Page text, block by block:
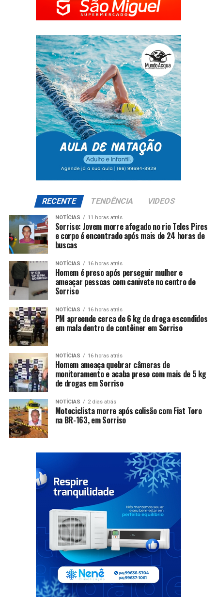
RECENTE TENDÊNCIA VIDEOS
NOTÍCIAS 11 horas atrás
Sorriso: Jovem morre afogado no rio Teles Pires
e corpo é encontrado após mais de 24 horas de
buscas
NOTÍCIAS 16 horas atrás
Homem é preso após perseguir mulher e
ameaçar pessoas com canivete no centro de
Sorriso
NOTÍCIAS 16 horas atrás
PM apreende cerca de 6 kg de droga escondidos
em mala dentro de contêiner em Sorriso
NOTÍCIAS 16 horas atrás
Homem ameaça quebrar câmeras de
monitoramento e acaba preso com mais de 5 kg
de drogas em Sorriso
NOTÍCIAS 2 dias atrás
Motociclista morre após colisão com Fiat Toro
na BR-163, em Sorriso